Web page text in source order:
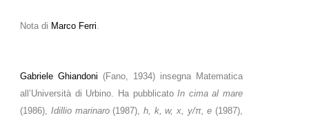
Nota di Marco Ferri
Gabriele Ghiandoni (Fano, 1934) insegna Matematica
all’Università di Urbino. Ha pubblicatoIn cima al mare
(1986),Idillio marinaro(1987), h, k, w, x, y/π, e (1987),